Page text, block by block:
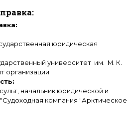
юридическая
университет им. М. К.
организации
начальник юридической и
компания "Арктическое